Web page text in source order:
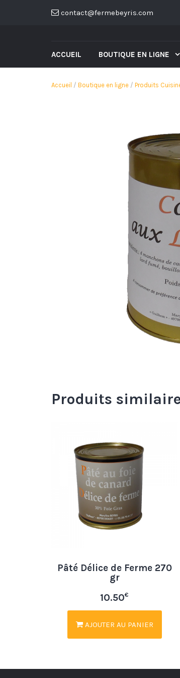
contact@fermebeyris.com
ACCUEIL BOUTIQUE EN LIGNE
Accueil / Boutique en ligne / Produits
Produits
Pâté Délice de Ferme 270
gr
10.50€
AJOUTER AU PANIER